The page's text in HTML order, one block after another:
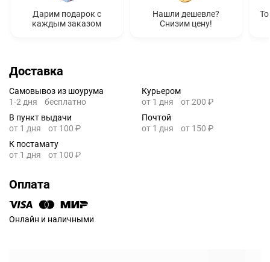
Дарим подарок с
каждым заказом
Нашли дешевле?
Снизим цену!
Доставка
Самовывоз из шоурума
1-2 дня
бесплатно
Курьером
от 1 дня
от 200 ₽
В пункт выдачи
от 1 дня
от 100 ₽
Почтой
от 1 дня
от 150 ₽
К постамату
от 1 дня
от 100 ₽
Оплата
Онлайн и наличными